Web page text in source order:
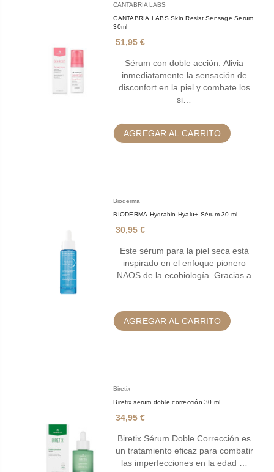
CANTABRIA LABS
CANTABRIA LABS Skin Resist Sensage Serum
30ml
51,95 €
Sérum con doble acción. Alivia
inmediatamente la sensación de
disconfort en la piel y combate los
si…
AGREGAR AL CARRITO
Bioderma
BIODERMA Hydrabio Hyalu+ Sérum 30 ml
30,95 €
Este sérum para la piel seca está
inspirado en el enfoque pionero
NAOS de la ecobiología. Gracias a
AGREGAR AL CARRITO
Biretix
Biretix serum doble corrección 30 mL
34,95 €
Biretix Sérum Doble Corrección es
un tratamiento eficaz para combatir
las imperfecciones en la edad …